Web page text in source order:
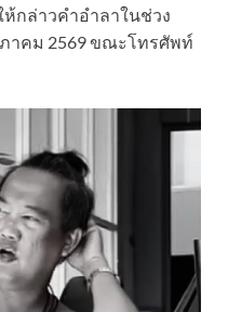
กล่าวคำอำลาในช่วง
ภาคม 2569 ขณะโทรศัพท์